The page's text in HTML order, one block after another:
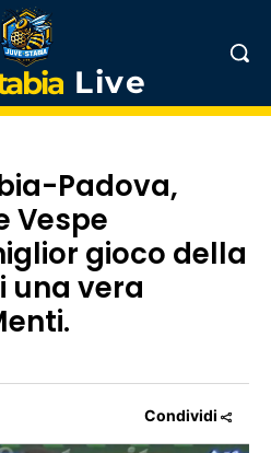
Live
Padova,
Vespe
gioco della
una vera
Condividi